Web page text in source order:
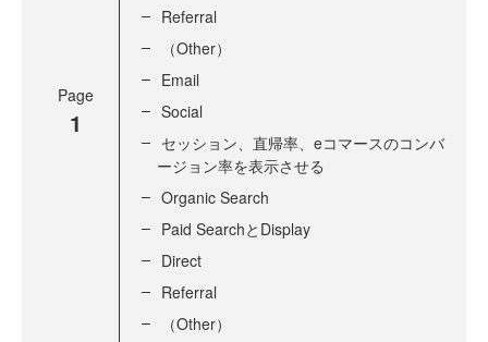
Page
1
Referral
（Other）
Email
Social
セッション、直帰率、eコマースのコンバ
ージョン率を表示させる
Organic Search
Paid SearchとDisplay
Direct
Referral
（Other）